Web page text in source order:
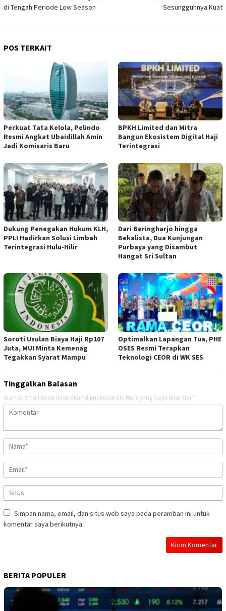
di Tengah Periode Low Season
Sesungguhnya Kuat
POS TERKAIT
​Perkuat Tata Kelola, Pelindo
Resmi Angkat Ubaidillah Amin
Jadi Komisaris Baru
BPKH Limited dan Mitra
Bangun Ekosistem Digital Haji
Terintegrasi
Dukung Penegakan Hukum KLH,
PPLI Hadirkan Solusi Limbah
Terintegrasi Hulu-Hilir
Dari Beringharjo hingga
Bekalista, Dua Kunjungan
Purbaya yang Disambut
Hangat Sri Sultan
Soroti Usulan Biaya Haji Rp107
Juta, MUI Minta Kemenag
Tegakkan Syarat Mampu
Optimalkan Lapangan Tua, PHE
OSES Resmi Terapkan
Teknologi CEOR di WK SES
Tinggalkan Balasan
Alamat email Anda tidak akan dipublikasikan. Ruas yang wajib ditandai *
Simpan nama, email, dan situs web saya pada peramban ini untuk
komentar saya berikutnya.
BERITA POPULER